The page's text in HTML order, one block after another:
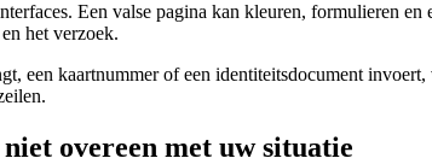
Een valse pagina kan kleuren, formulieren
het verzoek.
een kaartnummer of een identiteitsdocument
overeen met uw situatie